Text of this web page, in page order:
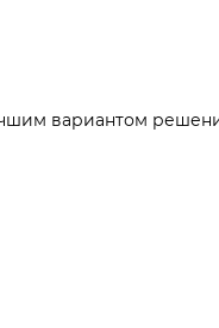
вариантом